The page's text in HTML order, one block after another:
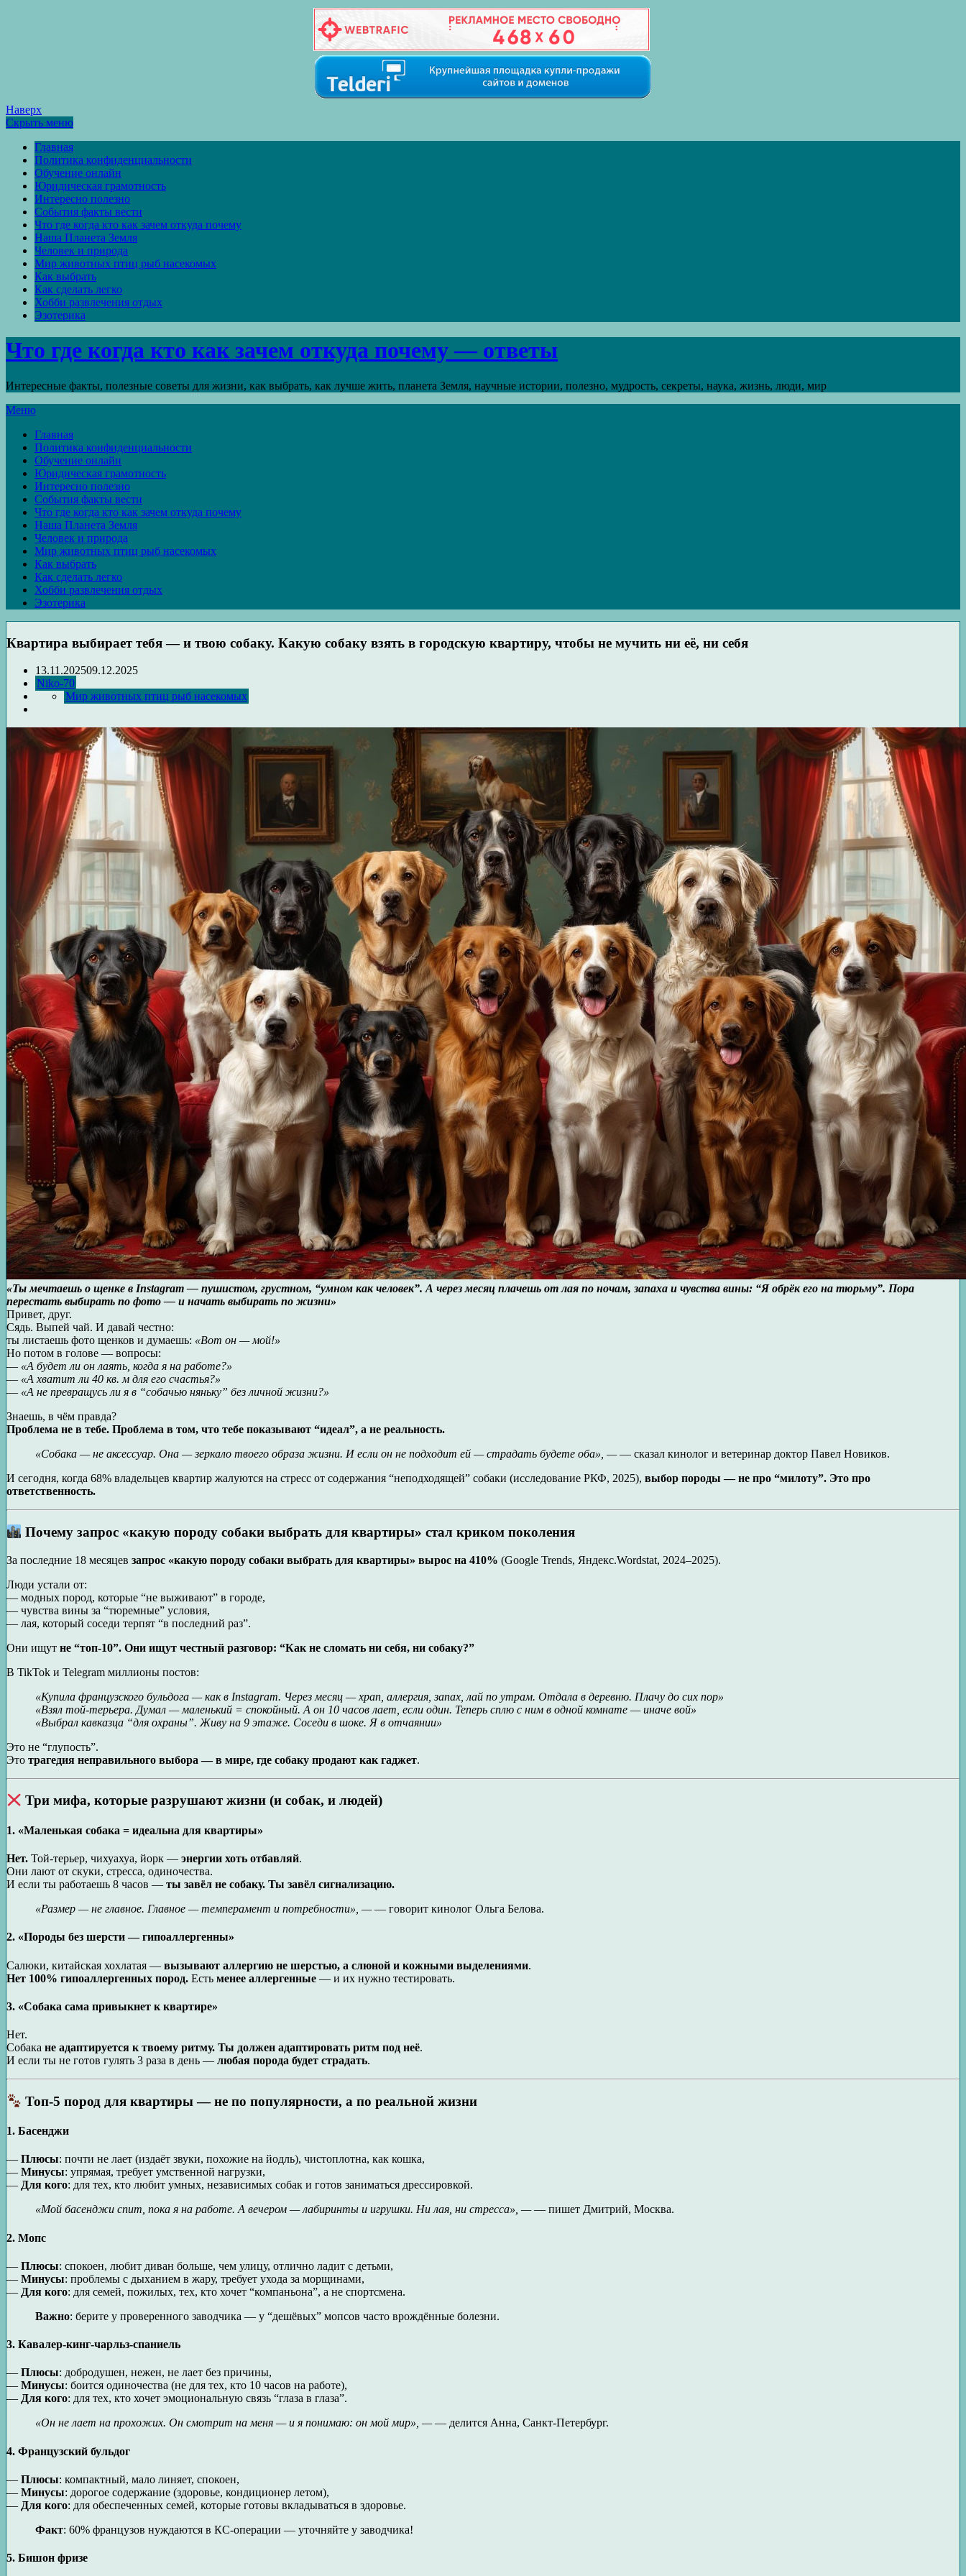
Наверх
Скрыть меню
Главная
Политика конфиденциальности
Обучение онлайн
Юридическая грамотность
Интересно полезно
События факты вести
Что где когда кто как зачем откуда почему
Наша Планета Земля
Человек и природа
Мир животных птиц рыб насекомых
Как выбрать
Как сделать легко
Хобби развлечения отдых
Эзотерика
Что где когда кто как зачем откуда почему — ответы
Интересные факты, полезные советы для жизни, как выбрать, как лучше жить, планета Земля, научные истории, полезно, мудрость, секреты, наука, жизнь, люди, мир
Меню
Главная
Политика конфиденциальности
Обучение онлайн
Юридическая грамотность
Интересно полезно
События факты вести
Что где когда кто как зачем откуда почему
Наша Планета Земля
Человек и природа
Мир животных птиц рыб насекомых
Как выбрать
Как сделать легко
Хобби развлечения отдых
Эзотерика
Квартира выбирает тебя — и твою собаку. Какую собаку взять в городскую квартиру, чтобы не мучить ни её, ни себя
13.11.202509.12.2025
Niko-70
Мир животных птиц рыб насекомых
«Ты мечтаешь о щенке в Instagram — пушистом, грустном, “умном как человек”. А через месяц плачешь от лая по ночам, запаха и чувства вины: “Я обрёк его на тюрьму”. Пора
перестать выбирать по фото — и начать выбирать по жизни»
Привет, друг.
Сядь. Выпей чай. И давай честно:
ты листаешь фото щенков и думаешь: «Вот он — мой!»
Но потом в голове — вопросы:
— «А будет ли он лаять, когда я на работе?»
— «А хватит ли 40 кв. м для его счастья?»
— «А не превращусь ли я в “собачью няньку” без личной жизни?»
Знаешь, в чём правда?
Проблема не в тебе. Проблема в том, что тебе показывают “идеал”, а не реальность.
«Собака — не аксессуар. Она — зеркало твоего образа жизни. И если он не подходит ей — страдать будете оба», —— сказал кинолог и ветеринар доктор Павел Новиков.
И сегодня, когда 68% владельцев квартир жалуются на стресс от содержания “неподходящей” собаки (исследование РКФ, 2025), выбор породы — не про “милоту”. Это про
ответственность.
Почему запрос «какую породу собаки выбрать для квартиры» стал криком поколения
За последние 18 месяцев запрос «какую породу собаки выбрать для квартиры» вырос на 410% (Google Trends, Яндекс.Wordstat, 2024–2025).
Люди устали от:
— модных пород, которые “не выживают” в городе,
— чувства вины за “тюремные” условия,
— лая, который соседи терпят “в последний раз”.
Они ищут не “топ-10”. Они ищут честный разговор: “Как не сломать ни себя, ни собаку?”
В TikTok и Telegram миллионы постов:
«Купила французского бульдога — как в Instagram. Через месяц — храп, аллергия, запах, лай по утрам. Отдала в деревню. Плачу до сих пор»
«Взял той-терьера. Думал — маленький = спокойный. А он 10 часов лает, если один. Теперь сплю с ним в одной комнате — иначе вой»
«Выбрал кавказца “для охраны”. Живу на 9 этаже. Соседи в шоке. Я в отчаянии»
Это не “глупость”.
Это трагедия неправильного выбора — в мире, где собаку продают как гаджет.
Три мифа, которые разрушают жизни (и собак, и людей)
1. «Маленькая собака = идеальна для квартиры»
Нет. Той-терьер, чихуахуа, йорк — энергии хоть отбавляй.
Они лают от скуки, стресса, одиночества.
И если ты работаешь 8 часов — ты завёл не собаку. Ты завёл сигнализацию.
«Размер — не главное. Главное — темперамент и потребности», —— говорит кинолог Ольга Белова.
2. «Породы без шерсти — гипоаллергенны»
Салюки, китайская хохлатая — вызывают аллергию не шерстью, а слюной и кожными выделениями.
Нет 100% гипоаллергенных пород. Есть менее аллергенные — и их нужно тестировать.
3. «Собака сама привыкнет к квартире»
Нет.
Собака не адаптируется к твоему ритму. Ты должен адаптировать ритм под неё.
И если ты не готов гулять 3 раза в день — любая порода будет страдать.
Топ-5 пород для квартиры — не по популярности, а по реальной жизни
1. Басенджи
— Плюсы: почти не лает (издаёт звуки, похожие на йодль), чистоплотна, как кошка,
— Минусы: упрямая, требует умственной нагрузки,
— Для кого: для тех, кто любит умных, независимых собак и готов заниматься дрессировкой.
«Мой басенджи спит, пока я на работе. А вечером — лабиринты и игрушки. Ни лая, ни стресса», —— пишет Дмитрий, Москва.
2. Мопс
— Плюсы: спокоен, любит диван больше, чем улицу, отлично ладит с детьми,
— Минусы: проблемы с дыханием в жару, требует ухода за морщинами,
— Для кого: для семей, пожилых, тех, кто хочет “компаньона”, а не спортсмена.
Важно: берите у проверенного заводчика — у “дешёвых” мопсов часто врождённые болезни.
3. Кавалер-кинг-чарльз-спаниель
— Плюсы: добродушен, нежен, не лает без причины,
— Минусы: боится одиночества (не для тех, кто 10 часов на работе),
— Для кого: для тех, кто хочет эмоциональную связь “глаза в глаза”.
«Он не лает на прохожих. Он смотрит на меня — и я понимаю: он мой мир», —— делится Анна, Санкт-Петербург.
4. Французский бульдог
— Плюсы: компактный, мало линяет, спокоен,
— Минусы: дорогое содержание (здоровье, кондиционер летом),
— Для кого: для обеспеченных семей, которые готовы вкладываться в здоровье.
Факт: 60% французов нуждаются в КС-операции — уточняйте у заводчика!
5. Бишон фризе